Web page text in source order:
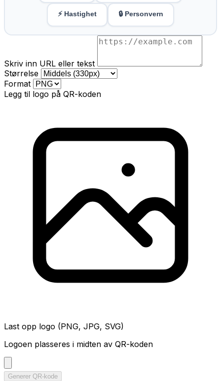
⚡ Hastighet 🔒 Personvern
Skriv inn URL eller tekst
Størrelse
Format
Legg til logo på QR-koden
Last opp logo (PNG, JPG, SVG)
Logoen plasseres i midten av QR-koden
Generer QR-kode